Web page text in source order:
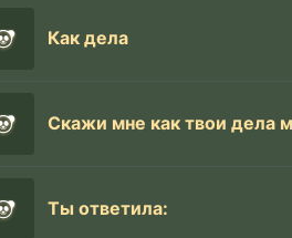
Как дела
Ты ответила: